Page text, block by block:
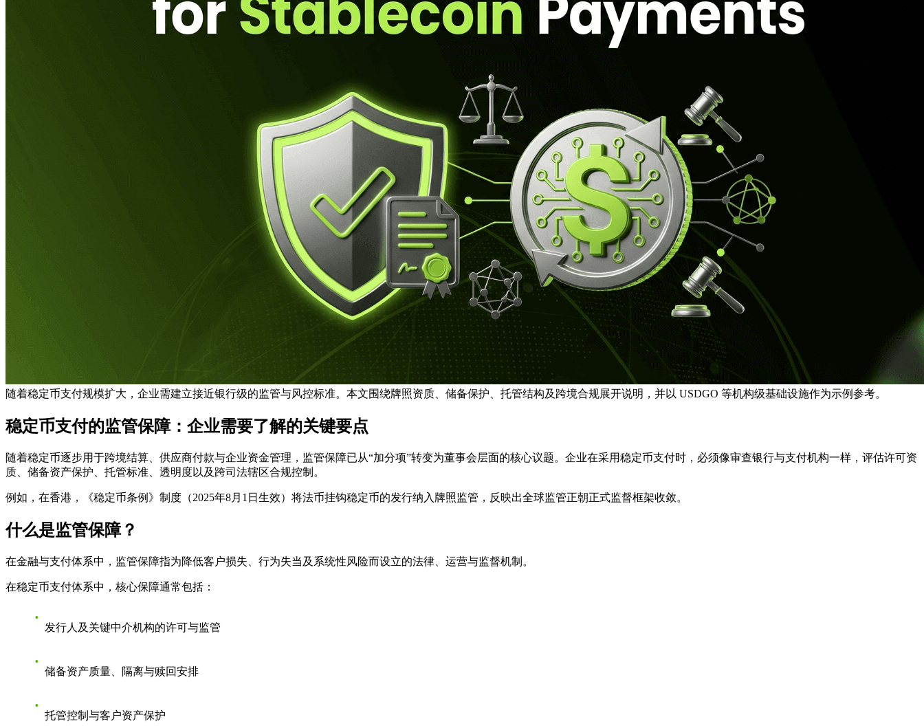
随着稳定币支付规模扩大，企业需建立接近银行级的监管与风控标准。本文围绕牌照资质、储备保护、托管结构及跨境合规展开说明，并以 USDGO 等机构级基础设施作为示例参考。
稳定币支付的监管保障：企业需要了解的关键要点
随着稳定币逐步用于跨境结算、供应商付款与企业资金管理，监管保障已从“加分项”转变为董事会层面的核心议题。企业在采用稳定币支付时，必须像审查银行与支付机构一样，评估许可资
质、储备资产保护、托管标准、透明度以及跨司法辖区合规控制。
例如，在香港，《稳定币条例》制度（2025年8月1日生效）将法币挂钩稳定币的发行纳入牌照监管，反映出全球监管正朝正式监督框架收敛。
什么是监管保障？
在金融与支付体系中，监管保障指为降低客户损失、行为失当及系统性风险而设立的法律、运营与监督机制。
在稳定币支付体系中，核心保障通常包括：
发行人及关键中介机构的许可与监管
储备资产质量、隔离与赎回安排
托管控制与客户资产保护